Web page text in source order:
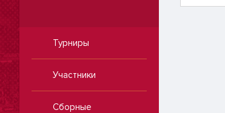
Турниры
Участники
Сборные